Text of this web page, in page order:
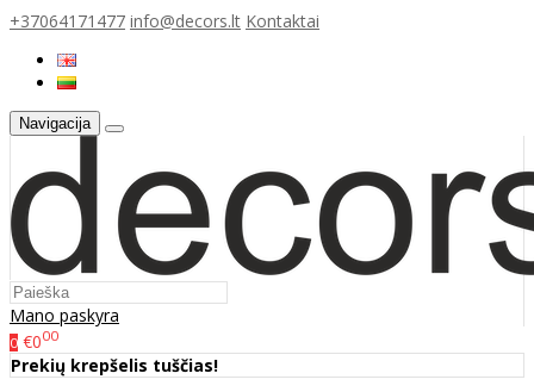
+37064171477 info@decors.lt Kontaktai
Navigacija
Mano paskyra
0 €000
Prekių krepšelis tuščias!